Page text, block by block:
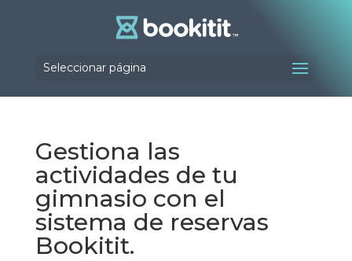
Seleccionar página
Gestiona las
actividades de tu
gimnasio con el
sistema de reservas
Bookitit.